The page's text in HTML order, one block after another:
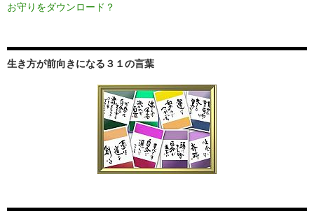
お守りをダウンロード？
生き方が前向きになる３１の言葉